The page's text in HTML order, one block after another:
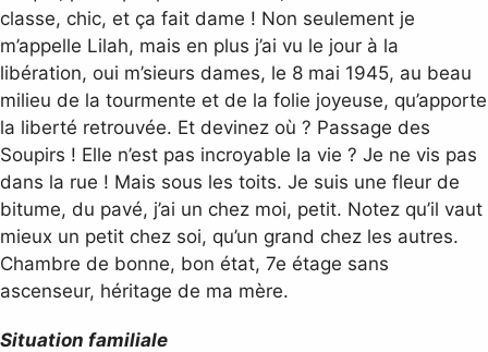
classe, chic, et ça fait dame ! Non seulement je
m’appelle Lilah, mais en plus j’ai vu le jour à la
libération, oui m’sieurs dames, le 8 mai 1945, au beau
milieu de la tourmente et de la folie joyeuse, qu’apporte
la liberté retrouvée. Et devinez où ? Passage des
Soupirs ! Elle n’est pas incroyable la vie ? Je ne vis pas
dans la rue ! Mais sous les toits. Je suis une fleur de
bitume, du pavé, j’ai un chez moi, petit. Notez qu’il vaut
mieux un petit chez soi, qu’un grand chez les autres.
Chambre de bonne, bon état, 7e étage sans
ascenseur, héritage de ma mère.
Situation familiale